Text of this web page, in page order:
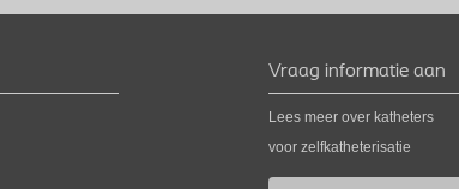
Vraag informatie aan
Lees meer over katheters
voor zelfkatheterisatie